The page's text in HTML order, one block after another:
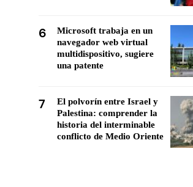
6
Microsoft trabaja en un
navegador web virtual
multidispositivo, sugiere
una patente
7
El polvorín entre Israel y
Palestina: comprender la
historia del interminable
conflicto de Medio Oriente